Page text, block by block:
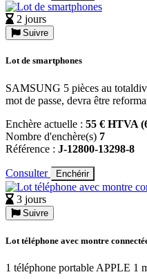
2 jours
Suivre
Lot de smartphones
SAMSUNG 5 pièces au
mot de passe, devra être
Enchère actuelle : 55 € HTVA
Nombre d'enchère(s) 7
Référence : J-12800-13298-8
Consulter Enchérir
3 jours
Suivre
Lot téléphone avec montre
1 téléphone portable APPLE 1